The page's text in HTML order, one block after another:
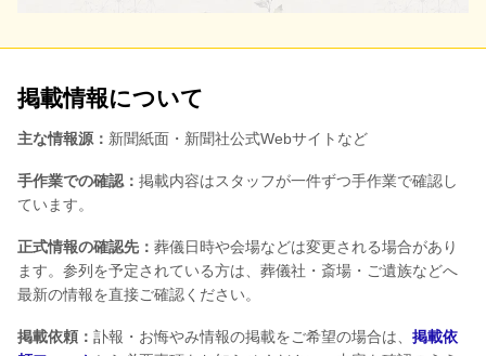
掲載情報について
主な情報源： 新聞紙面・新聞社公式Webサイトなど
手作業での確認： 掲載内容はスタッフが一件ずつ手作業で確認し
ています。
正式情報の確認先： 葬儀日時や会場などは変更される場合があり
ます。参列を予定されている方は、葬儀社・斎場・ご遺族などへ
最新の情報を直接ご確認ください。
掲載依頼： 訃報・お悔やみ情報の掲載をご希望の場合は、 掲載依